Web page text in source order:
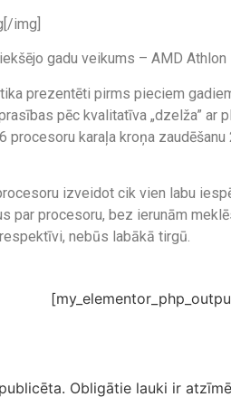
img]
gadu veikums – AMD
prezentēti pirms pieciem
pēc kvalitatīva „dzelža” ar
procesoru karaļa kroņa
izveidot cik vien labu
par procesoru, bez ierunām
nebūs labākā tirgū.
Obligātie lauki ir